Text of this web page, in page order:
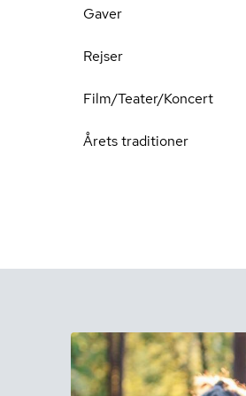
Gaver
Rejser
Film/Teater/Koncert
Årets traditioner